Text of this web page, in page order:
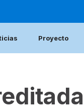
Proyecto